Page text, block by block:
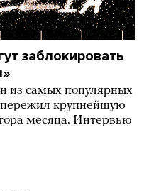
заблокировать
из самых популярных
пережил крупнейшую
месяца. Интервью